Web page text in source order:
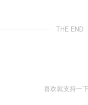
THE END
喜欢就支持一